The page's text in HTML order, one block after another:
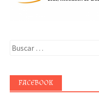
Buscar:
FACEBOOK